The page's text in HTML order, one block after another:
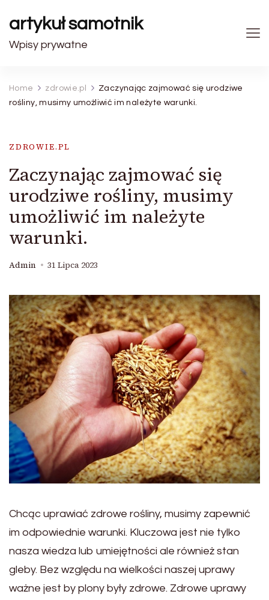
artykuł samotnik
Wpisy prywatne
Home zdrowie.pl
Zaczynając zajmować się urodziwe
rośliny, musimy umożliwić im należyte warunki.
ZDROWIE.PL
Zaczynając zajmować się
urodziwe rośliny, musimy
umożliwić im należyte
warunki.
Admin 31 Lipca 2023
Chcąc uprawiać zdrowe rośliny, musimy zapewnić
im odpowiednie warunki. Kluczowa jest nie tylko
nasza wiedza lub umiejętności ale również stan
gleby. Bez względu na wielkości naszej uprawy
ważne jest by plony były zdrowe. Zdrowe uprawy